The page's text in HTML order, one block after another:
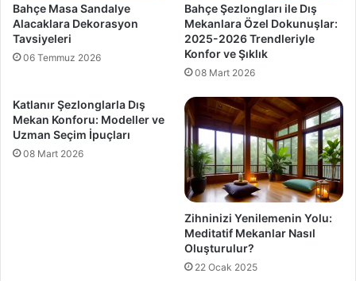
Bahçe Masa Sandalye
Alacaklara Dekorasyon
Tavsiyeleri
06 Temmuz 2026
Bahçe Şezlongları ile Dış
Mekanlara Özel Dokunuşlar:
2025-2026 Trendleriyle
Konfor ve Şıklık
08 Mart 2026
Katlanır Şezlonglarla Dış
Mekan Konforu: Modeller ve
Uzman Seçim İpuçları
08 Mart 2026
Zihninizi Yenilemenin Yolu:
Meditatif Mekanlar Nasıl
Oluşturulur?
22 Ocak 2025